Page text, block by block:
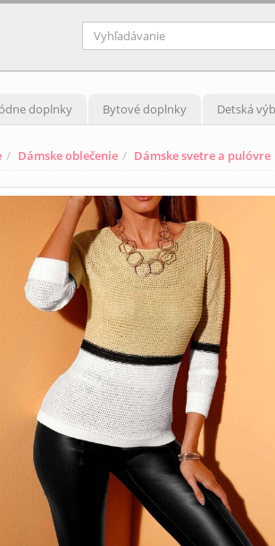
doplnky Bytové doplnky Detská
Dámske oblečenie Dámske svetre a pulóvre